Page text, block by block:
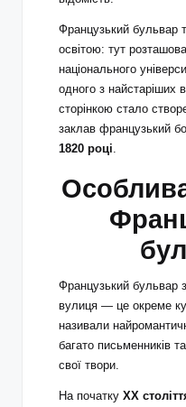
Французький бульвар
освітою: тут
національного
одного з найстаріших
сторінкою стало
заклав французький
1820 році
Французький бульвар
вулиця — це окреме
називали
багато письменників
свої твори.
На початку XX